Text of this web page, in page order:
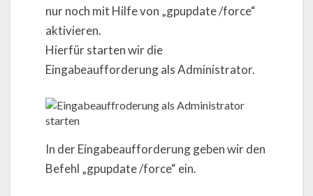
nur noch mit Hilfe von „gpupdate /force“
aktivieren.
Hierfür starten wir die
Eingabeaufforderung als Administrator.
In der Eingabeaufforderung geben wir den
Befehl „gpupdate /force“ ein.